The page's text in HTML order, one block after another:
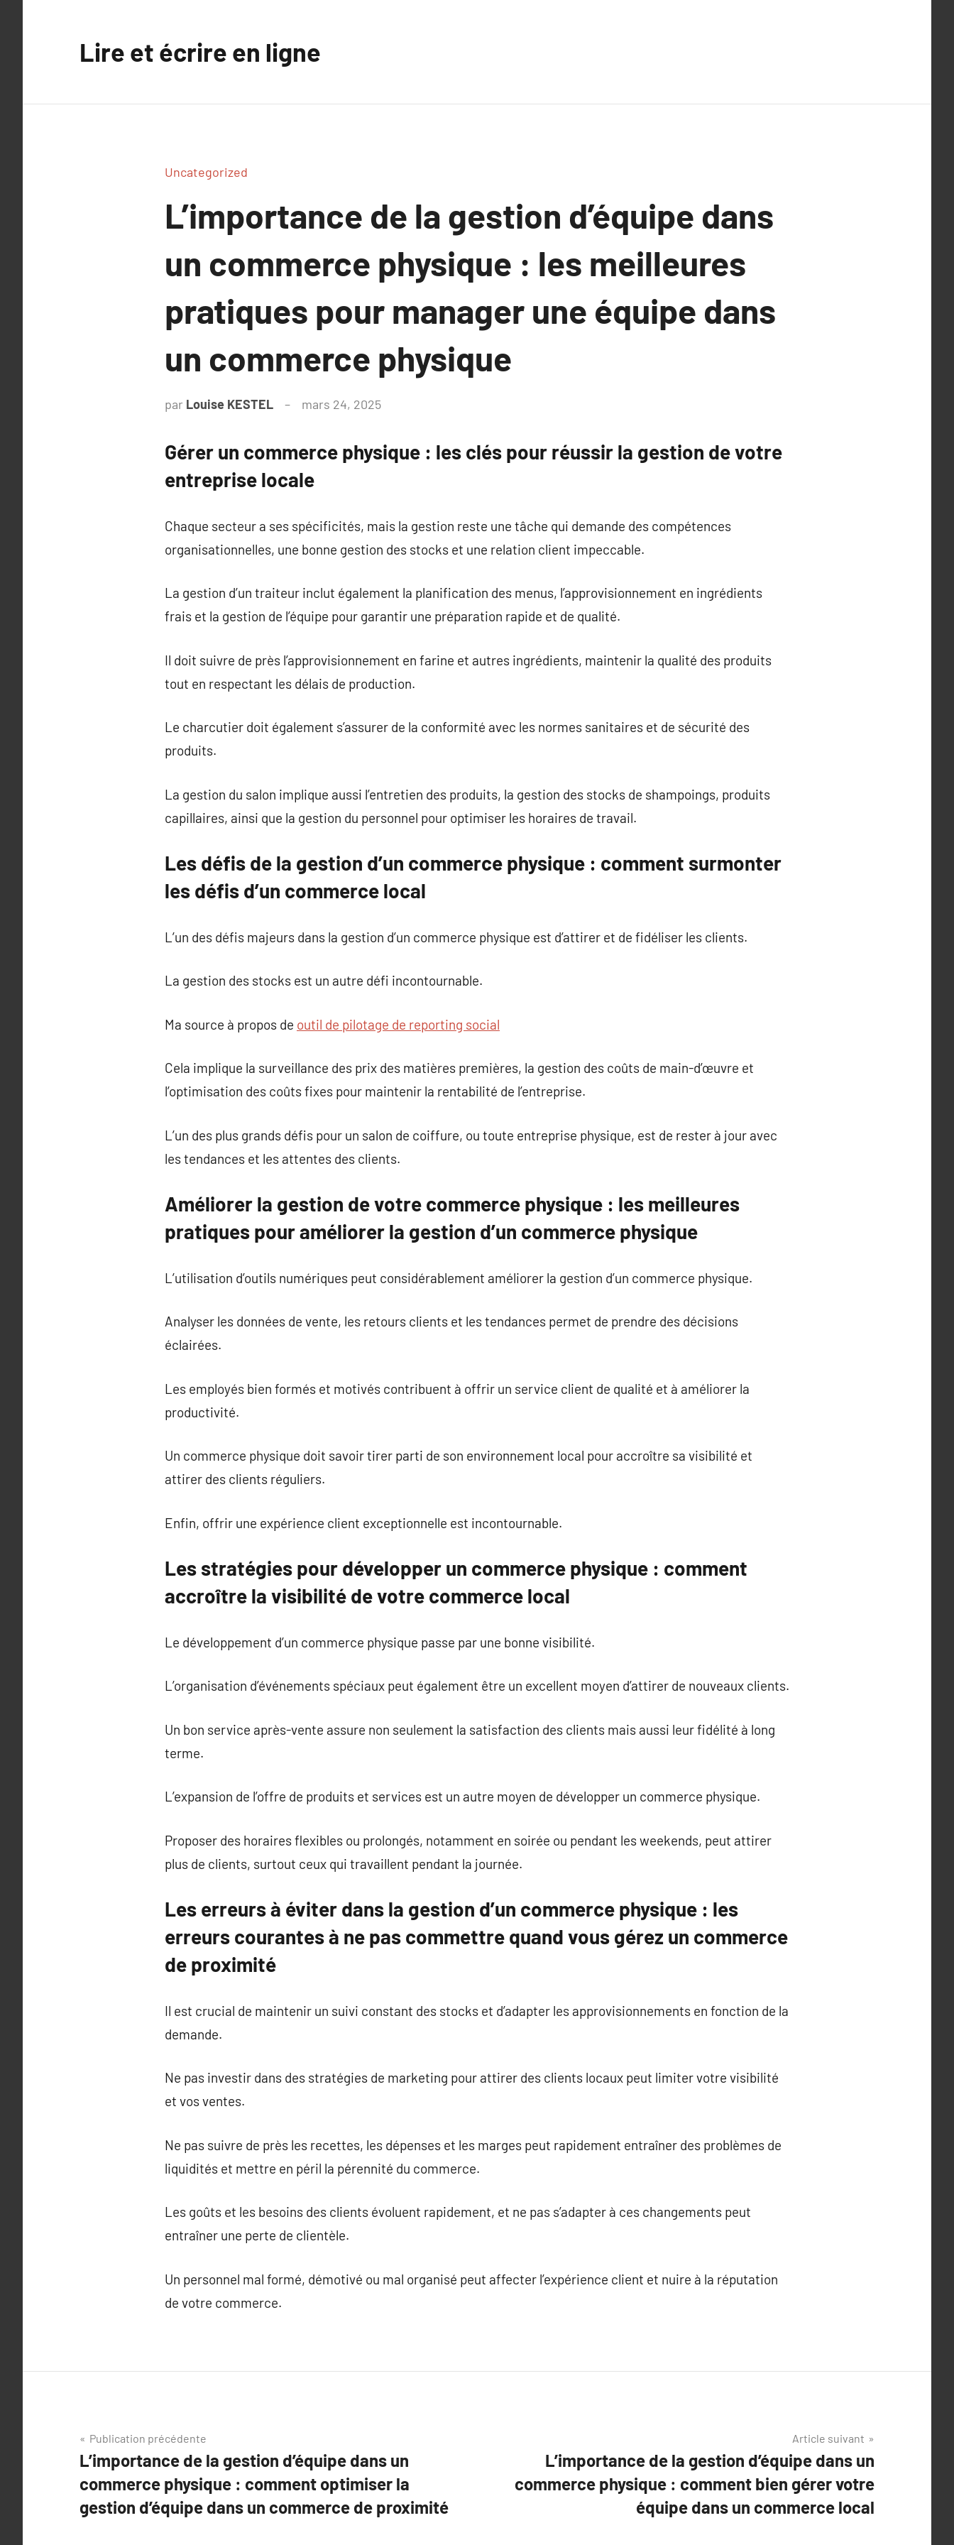
Lire et écrire en ligne
Uncategorized
L’importance de la gestion d’équipe dans
un commerce physique : les meilleures
pratiques pour manager une équipe dans
un commerce physique
par Louise KESTEL mars 24, 2025
Gérer un commerce physique : les clés pour réussir la gestion de votre
entreprise locale
Chaque secteur a ses spécificités, mais la gestion reste une tâche qui demande des compétences
organisationnelles, une bonne gestion des stocks et une relation client impeccable.
La gestion d’un traiteur inclut également la planification des menus, l’approvisionnement en ingrédients
frais et la gestion de l’équipe pour garantir une préparation rapide et de qualité.
Il doit suivre de près l’approvisionnement en farine et autres ingrédients, maintenir la qualité des produits
tout en respectant les délais de production.
Le charcutier doit également s’assurer de la conformité avec les normes sanitaires et de sécurité des
produits.
La gestion du salon implique aussi l’entretien des produits, la gestion des stocks de shampoings, produits
capillaires, ainsi que la gestion du personnel pour optimiser les horaires de travail.
Les défis de la gestion d’un commerce physique : comment surmonter
les défis d’un commerce local
L’un des défis majeurs dans la gestion d’un commerce physique est d’attirer et de fidéliser les clients.
La gestion des stocks est un autre défi incontournable.
Ma source à propos de outil de pilotage de reporting social
Cela implique la surveillance des prix des matières premières, la gestion des coûts de main-d’œuvre et
l’optimisation des coûts fixes pour maintenir la rentabilité de l’entreprise.
L’un des plus grands défis pour un salon de coiffure, ou toute entreprise physique, est de rester à jour avec
les tendances et les attentes des clients.
Améliorer la gestion de votre commerce physique : les meilleures
pratiques pour améliorer la gestion d’un commerce physique
L’utilisation d’outils numériques peut considérablement améliorer la gestion d’un commerce physique.
Analyser les données de vente, les retours clients et les tendances permet de prendre des décisions
éclairées.
Les employés bien formés et motivés contribuent à offrir un service client de qualité et à améliorer la
productivité.
Un commerce physique doit savoir tirer parti de son environnement local pour accroître sa visibilité et
attirer des clients réguliers.
Enfin, offrir une expérience client exceptionnelle est incontournable.
Les stratégies pour développer un commerce physique : comment
accroître la visibilité de votre commerce local
Le développement d’un commerce physique passe par une bonne visibilité.
L’organisation d’événements spéciaux peut également être un excellent moyen d’attirer de nouveaux clients.
Un bon service après-vente assure non seulement la satisfaction des clients mais aussi leur fidélité à long
terme.
L’expansion de l’offre de produits et services est un autre moyen de développer un commerce physique.
Proposer des horaires flexibles ou prolongés, notamment en soirée ou pendant les weekends, peut attirer
plus de clients, surtout ceux qui travaillent pendant la journée.
Les erreurs à éviter dans la gestion d’un commerce physique : les
erreurs courantes à ne pas commettre quand vous gérez un commerce
de proximité
Il est crucial de maintenir un suivi constant des stocks et d’adapter les approvisionnements en fonction de la
demande.
Ne pas investir dans des stratégies de marketing pour attirer des clients locaux peut limiter votre visibilité
et vos ventes.
Ne pas suivre de près les recettes, les dépenses et les marges peut rapidement entraîner des problèmes de
liquidités et mettre en péril la pérennité du commerce.
Les goûts et les besoins des clients évoluent rapidement, et ne pas s’adapter à ces changements peut
entraîner une perte de clientèle.
Un personnel mal formé, démotivé ou mal organisé peut affecter l’expérience client et nuire à la réputation
de votre commerce.
Navigation
de
l’article
Publication précédente
L’importance de la gestion d’équipe dans un
commerce physique : comment optimiser la
gestion d’équipe dans un commerce de proximité
Article suivant
L’importance de la gestion d’équipe dans un
commerce physique : comment bien gérer votre
équipe dans un commerce local